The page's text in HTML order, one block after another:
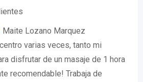
Maite Lozano Marquez
varias veces, tanto mi
disfrutar de un masaje de 1 hora
recomendable! Trabaja de